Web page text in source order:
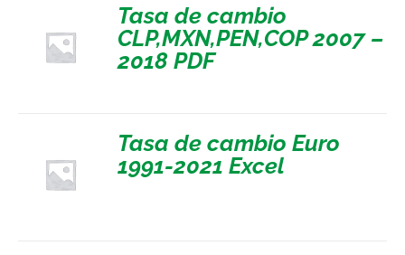
Tasa de cambio
CLP,MXN,PEN,COP 2007 –
2018 PDF
Tasa de cambio Euro
1991-2021 Excel